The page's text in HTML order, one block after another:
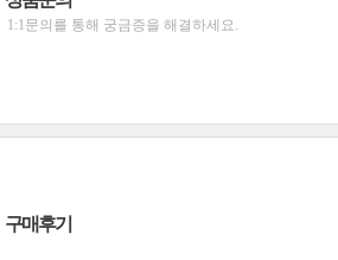
1:1문의를 통해 궁금증을 해결하세요.
구매후기